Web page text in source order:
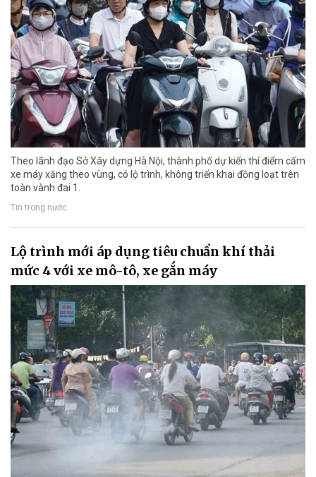
Theo lãnh đạo Sở Xây dựng Hà Nội, thành phố dự kiến thí điểm cấm
xe máy xăng theo vùng, có lộ trình, không triển khai đồng loạt trên
toàn vành đai 1.
Tin trong nước
Lộ trình mới áp dụng tiêu chuẩn khí thải
mức 4 với xe mô-tô, xe gắn máy